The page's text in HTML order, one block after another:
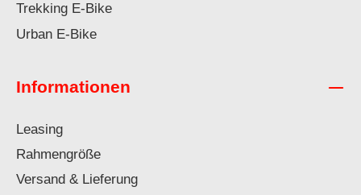
Trekking E-Bike
Urban E-Bike
Informationen
Leasing
Rahmengröße
Versand & Lieferung